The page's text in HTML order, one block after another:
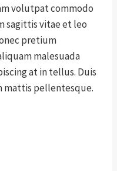
volutpat commodo
sagittis vitae et leo
pretium
malesuada
at in tellus. Duis
mattis pellentesque.